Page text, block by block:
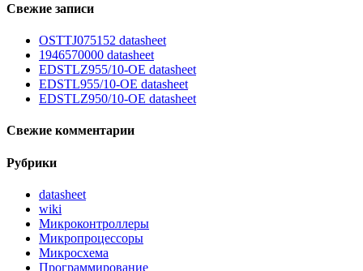
Свежие записи
OSTTJ075152 datasheet
1946570000 datasheet
EDSTLZ955/10-OE datasheet
EDSTL955/10-OE datasheet
EDSTLZ950/10-OE datasheet
Свежие комментарии
Рубрики
datasheet
wiki
Микроконтроллеры
Микропроцессоры
Микросхема
Программирование